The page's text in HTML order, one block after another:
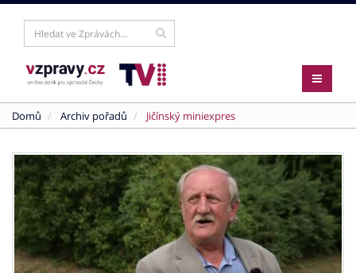
Domů Archiv pořadů Jičínský miniexpres